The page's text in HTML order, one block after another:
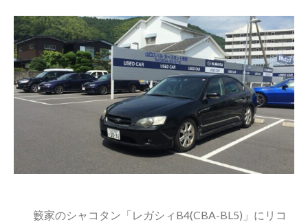
籔家のシャコタン「レガシィB4(CBA-BL5)」にリコ